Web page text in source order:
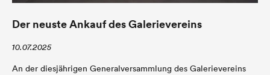
Der neuste Ankauf des Galerievereins
10.07.2025
An der diesjährigen Generalversammlung des Galerievereins